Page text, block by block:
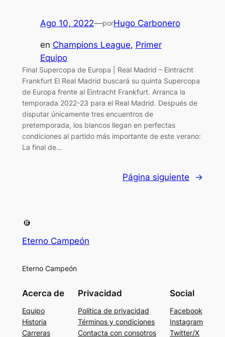
Ago 10, 2022—porHugo Carbonero
en Champions League, Primer
Equipo
Final Supercopa de Europa | Real Madrid – Eintracht
Frankfurt El Real Madrid buscará su quinta Supercopa
de Europa frente al Eintracht Frankfurt. Arranca la
temporada 2022-23 para el Real Madrid. Después de
disputar únicamente tres encuentros de
pretemporada, los blancos llegan en perfectas
condiciones al partido más importante de este verano:
La final de…
Página siguiente →
Eterno Campeón
Eterno Campeón
Acerca de
Equipo
Historia
Carreras
Privacidad
Política de privacidad
Términos y condiciones
Contacta con consotros
Social
Facebook
Instagram
Twitter/X